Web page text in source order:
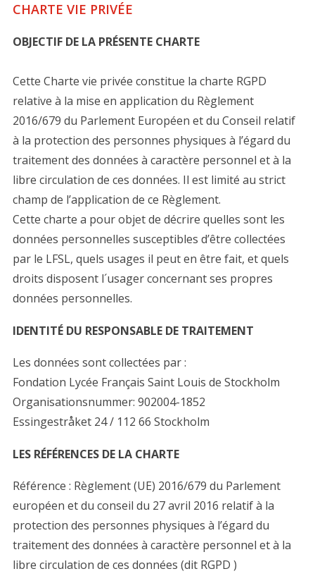
CHARTE VIE PRIVÉE
OBJECTIF DE LA PRÉSENTE CHARTE
Cette Charte vie privée constitue la charte RGPD
relative à la mise en application du Règlement
2016/679 du Parlement Européen et du Conseil relatif
à la protection des personnes physiques à l’égard du
traitement des données à caractère personnel et à la
libre circulation de ces données. Il est limité au strict
champ de l’application de ce Règlement.
Cette charte a pour objet de décrire quelles sont les
données personnelles susceptibles d’être collectées
par le LFSL, quels usages il peut en être fait, et quels
droits disposent l´usager concernant ses propres
données personnelles.
IDENTITÉ DU RESPONSABLE DE TRAITEMENT
Les données sont collectées par :
Fondation Lycée Français Saint Louis de Stockholm
Organisationsnummer: 902004-1852
Essingestråket 24 / 112 66 Stockholm
LES RÉFÉRENCES DE LA CHARTE
Référence : Règlement (UE) 2016/679 du Parlement
européen et du conseil du 27 avril 2016 relatif à la
protection des personnes physiques à l’égard du
traitement des données à caractère personnel et à la
libre circulation de ces données (dit RGPD )